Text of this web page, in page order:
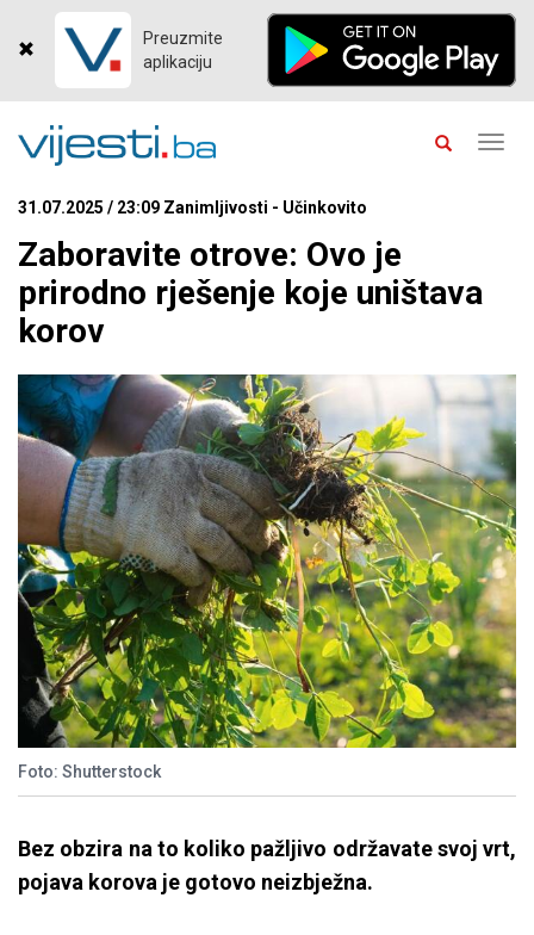
Preuzmite
aplikaciju
31.07.2025 / 23:09 Zanimljivosti - Učinkovito
Zaboravite otrove: Ovo je
prirodno rješenje koje uništava
korov
Foto: Shutterstock
Bez obzira na to koliko pažljivo održavate svoj vrt,
pojava korova je gotovo neizbježna.